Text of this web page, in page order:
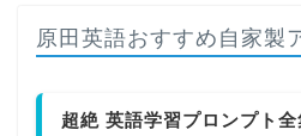
原田英語おすすめ自家製
超絶 英語学習プロンプト